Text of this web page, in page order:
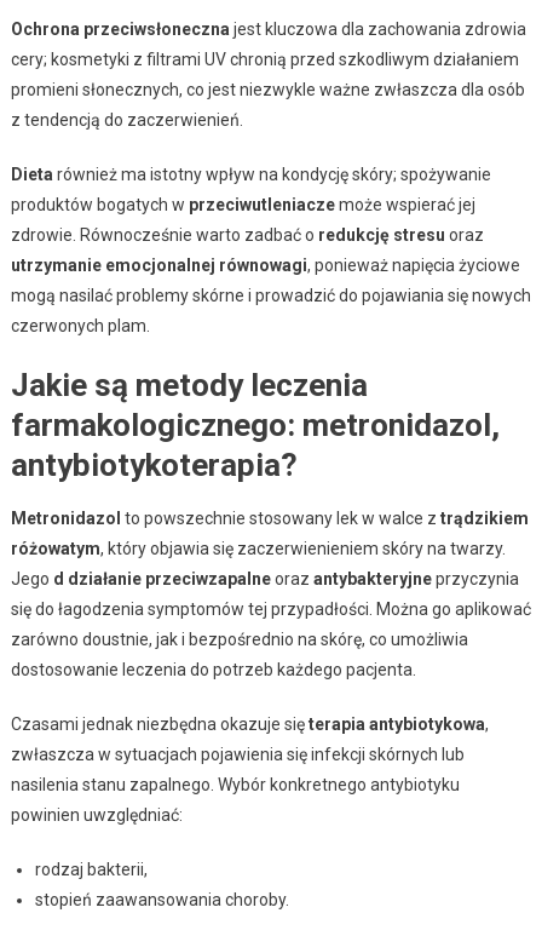
Ochrona przeciwsłoneczna jest kluczowa dla zachowania zdrowia
cery; kosmetyki z filtrami UV chronią przed szkodliwym działaniem
promieni słonecznych, co jest niezwykle ważne zwłaszcza dla osób
z tendencją do zaczerwienień.
Dieta również ma istotny wpływ na kondycję skóry; spożywanie
produktów bogatych w przeciwutleniaczemoże wspierać jej
zdrowie. Równocześnie warto zadbać o redukcję stresu oraz
utrzymanie emocjonalnej równowagi, ponieważ napięcia życiowe
mogą nasilać problemy skórne i prowadzić do pojawiania się nowych
czerwonych plam.
Jakie są metody leczenia
farmakologicznego: metronidazol,
antybiotykoterapia?
Metronidazol to powszechnie stosowany lek w walce z trądzikiem
różowatym, który objawia się zaczerwienieniem skóry na twarzy.
Jego d działanie przeciwzapalneoraz antybakteryjneprzyczynia
się do łagodzenia symptomów tej przypadłości. Można go aplikować
zarówno doustnie, jak i bezpośrednio na skórę, co umożliwia
dostosowanie leczenia do potrzeb każdego pacjenta.
Czasami jednak niezbędna okazuje sięterapia antybiotykowa,
zwłaszcza w sytuacjach pojawienia się infekcji skórnych lub
nasilenia stanu zapalnego. Wybór konkretnego antybiotyku
powinien uwzględniać:
rodzaj bakterii,
stopień zaawansowania choroby.